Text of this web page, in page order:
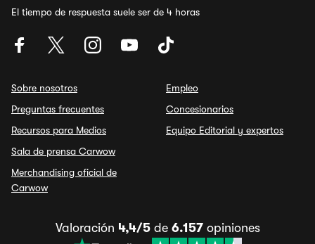
El tiempo de respuesta suele ser de 4 horas
Sobre nosotros
Preguntas frecuentes
Recursos para Medios
Sala de prensa Carwow
Merchandising oficial de
Carwow
Empleo
Concesionarios
Equipo Editorial y expertos
Valoración 4,4/5de 6.157opiniones